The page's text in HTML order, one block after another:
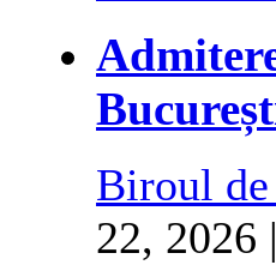
Biroul
22, 2026